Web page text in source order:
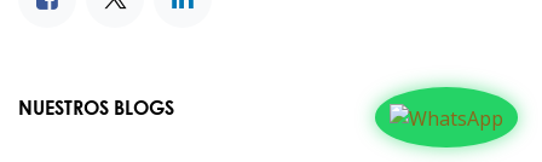
NUESTROS BLOGS